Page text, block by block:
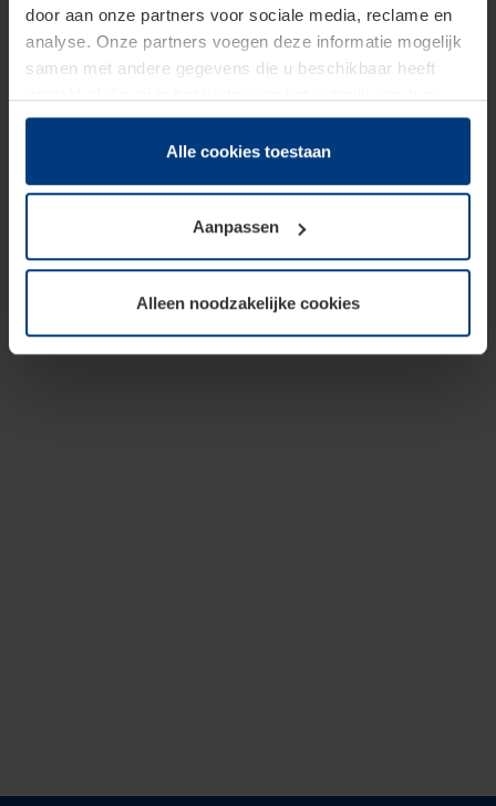
door aan onze partners voor sociale media, reclame en
analyse. Onze partners voegen deze informatie mogelijk
samen met andere gegevens die u beschikbaar heeft
dienstverlening hebben verzameld.
Juridisch zijn wij gerechtigd om cookies op uw computer
onze pagina's absoluut noodzakelijk is. Voor alle andere
soorten cookies is uw toestemming vereist. Uw
toestemming kunt u op elk moment bij de uitleg van de
wijzigen of herroepen.
Alle cookies toestaan
Aanpassen
Alleen noodzakelijke cookies